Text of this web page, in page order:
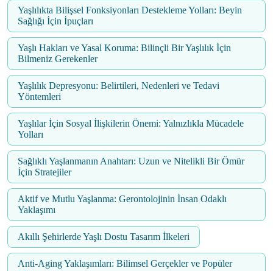
Yaşlılıkta Bilişsel Fonksiyonları Destekleme Yolları: Beyin
Sağlığı İçin İpuçları
Yaşlı Hakları ve Yasal Koruma: Bilinçli Bir Yaşlılık İçin
Bilmeniz Gerekenler
Yaşlılık Depresyonu: Belirtileri, Nedenleri ve Tedavi
Yöntemleri
Yaşlılar İçin Sosyal İlişkilerin Önemi: Yalnızlıkla Mücadele
Yolları
Sağlıklı Yaşlanmanın Anahtarı: Uzun ve Nitelikli Bir Ömür
İçin Stratejiler
Aktif ve Mutlu Yaşlanma: Gerontolojinin İnsan Odaklı
Yaklaşımı
Akıllı Şehirlerde Yaşlı Dostu Tasarım İlkeleri
Anti-Aging Yaklaşımları: Bilimsel Gerçekler ve Popüler